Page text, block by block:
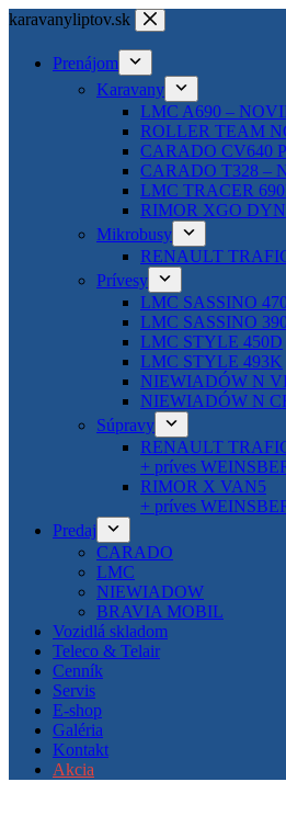
Skip
content
karavanyliptov.sk
Prenájom
Karavany
LMC A690 –
ROLLER TEAM
CARADO CV640
CARADO T328 –
LMC TRACER
RIMOR XGO
Mikrobusy
RENAULT
Prívesy
LMC SASSINO
LMC SASSINO
LMC STYLE 450D
LMC STYLE 493K
NIEWIADÓW N
NIEWIADÓW N
Súpravy
RENAULT
+ príves
RIMOR X VAN5
+ príves
Predaj
CARADO
LMC
NIEWIADOW
BRAVIA MOBIL
Vozidlá skladom
Teleco & Telair
Cenník
Servis
E-shop
Galéria
Kontakt
Akcia